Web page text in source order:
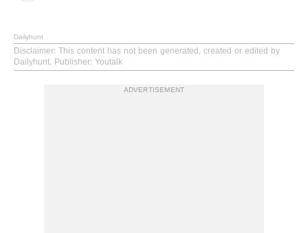
Dailyhunt
Disclaimer: This content has not been generated, created or edited by
Dailyhunt. Publisher: Youtalk
ADVERTISEMENT